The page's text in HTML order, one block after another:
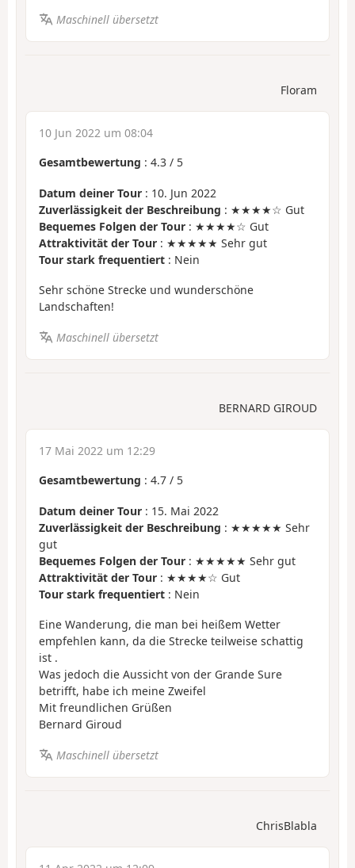
Maschinell übersetzt
Floram
10 Jun 2022 um 08:04
Gesamtbewertung : 4.3 / 5
Datum deiner Tour : 10. Jun 2022
Zuverlässigkeit der Beschreibung : ★★★★☆ Gut
Bequemes Folgen der Tour : ★★★★☆ Gut
Attraktivität der Tour : ★★★★★ Sehr gut
Tour stark frequentiert : Nein
Sehr schöne Strecke und wunderschöne
Landschaften!
Maschinell übersetzt
BERNARD GIROUD
17 Mai 2022 um 12:29
Gesamtbewertung : 4.7 / 5
Datum deiner Tour : 15. Mai 2022
Zuverlässigkeit der Beschreibung : ★★★★★ Sehr
gut
Bequemes Folgen der Tour : ★★★★★ Sehr gut
Attraktivität der Tour : ★★★★☆ Gut
Tour stark frequentiert : Nein
Eine Wanderung, die man bei heißem Wetter
empfehlen kann, da die Strecke teilweise schattig
ist .
Was jedoch die Aussicht von der Grande Sure
betrifft, habe ich meine Zweifel
Mit freundlichen Grüßen
Bernard Giroud
Maschinell übersetzt
ChrisBlabla